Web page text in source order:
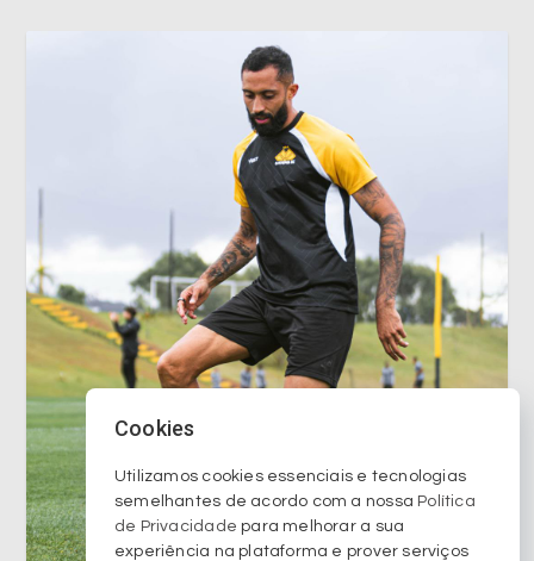
Cookies
Utilizamos cookies essenciais e tecnologias
semelhantes de acordo com a nossa Política
de Privacidade para melhorar a sua
experiência na plataforma e prover serviços